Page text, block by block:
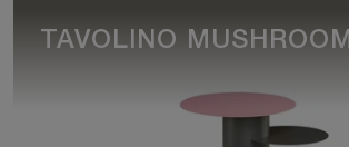
TAVOLINO MUSHROOM